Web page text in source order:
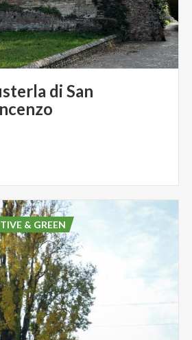
di San
& GREEN